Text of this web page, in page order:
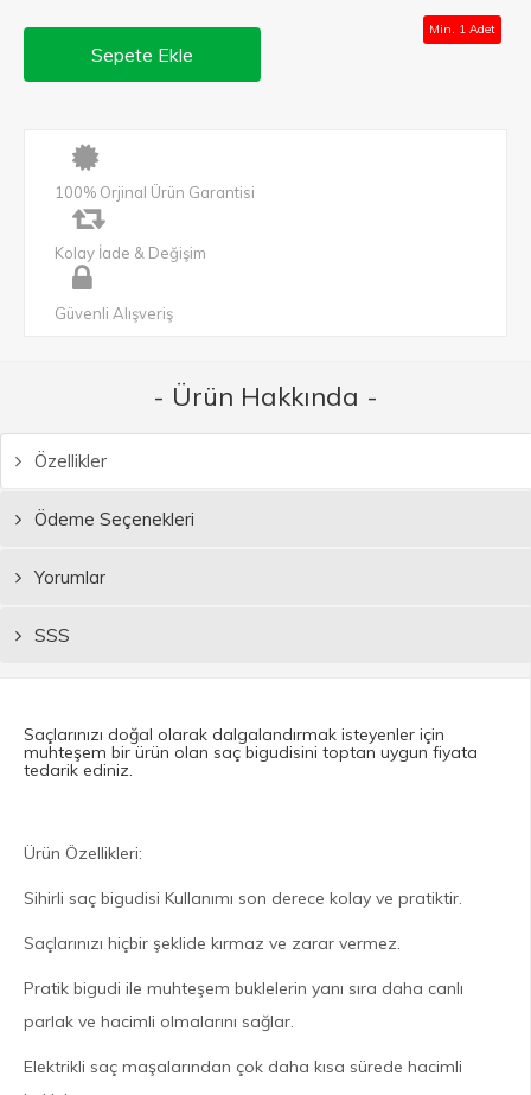
Sepete Ekle
Min. 1 Adet
100% Orjinal Ürün Garantisi
Kolay İade & Değişim
Güvenli Alışveriş
- Ürün Hakkında -
Özellikler
Ödeme Seçenekleri
Yorumlar
SSS
Saçlarınızı doğal olarak dalgalandırmak isteyenler için
muhteşem bir ürün olan saç bigudisini toptan uygun fiyata
tedarik ediniz.
Ürün Özellikleri:
Sihirli saç bigudisi Kullanımı son derece kolay ve pratiktir.
Saçlarınızı hiçbir şeklide kırmaz ve zarar vermez.
Pratik bigudi ile muhteşem buklelerin yanı sıra daha canlı
parlak ve hacimli olmalarını sağlar.
Elektrikli saç maşalarından çok daha kısa sürede hacimli